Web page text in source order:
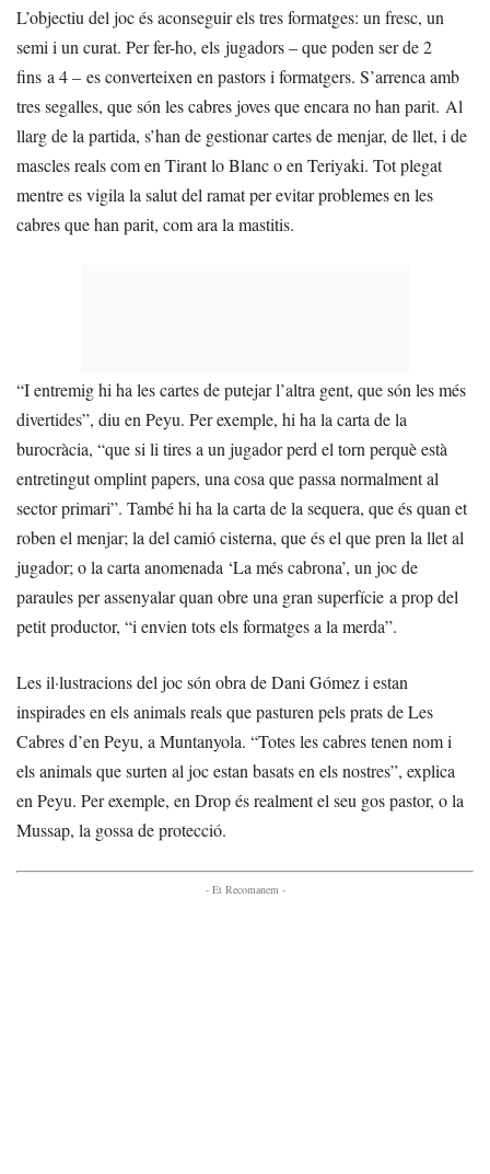
L’objectiu del joc és aconseguir els tres formatges: un fresc, un
semi i un curat. Per fer-ho, els jugadors – que poden ser de 2
fins a 4 – es converteixen en pastors i formatgers. S’arrenca amb
tres segalles, que són les cabres joves que encara no han parit. Al
llarg de la partida, s’han de gestionar cartes de menjar, de llet, i de
mascles reals com en Tirant lo Blanc o en Teriyaki. Tot plegat
mentre es vigila la salut del ramat per evitar problemes en les
cabres que han parit, com ara la mastitis.
“I entremig hi ha les cartes de putejar l’altra gent, que són les més
divertides”, diu en Peyu. Per exemple, hi ha la carta de la
burocràcia, “que si li tires a un jugador perd el torn perquè està
entretingut omplint papers, una cosa que passa normalment al
sector primari”. També hi ha la carta de la sequera, que és quan et
roben el menjar; la del camió cisterna, que és el que pren la llet al
jugador; o la carta anomenada ‘La més cabrona’, un joc de
paraules per assenyalar quan obre una gran superfície a prop del
petit productor, “i envien tots els formatges a la merda”.
Les il·lustracions del joc són obra de Dani Gómez i estan
inspirades en els animals reals que pasturen pels prats de Les
Cabres d’en Peyu, a Muntanyola. “Totes les cabres tenen nom i
els animals que surten al joc estan basats en els nostres”, explica
en Peyu. Per exemple, en Drop és realment el seu gos pastor, o la
Mussap, la gossa de protecció.
- Et Recomanem -